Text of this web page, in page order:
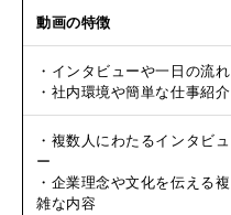
動画の特徴
・インタビューや一日の流れ
・社内環境や簡単な仕事紹介
・複数人にわたるインタビュ
ー
・企業理念や文化を伝える複
雑な内容